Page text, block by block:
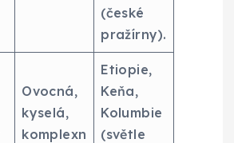
(české
pražírny).
Ovocná,
kyselá,
komplexn
Etiopie,
Keňa,
Kolumbie
(světle